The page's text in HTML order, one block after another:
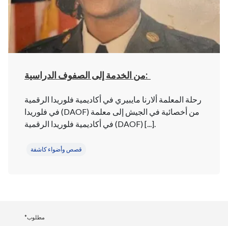
من الخدمة إلى الصفوف الدراسية:
رحلة المعلمة ألارنا مايبيري في أكاديمية فلوريدا الرقمية
في فلوريدا (DAOF) من أخصائية في الجيش إلى معلمة
في أكاديمية فلوريدا الرقمية (DAOF) [...].
قصص وأضواء كاشفة
*مطلوب